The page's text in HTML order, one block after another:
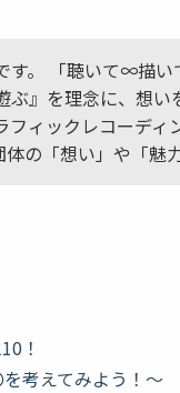
す。 「聴いて∞描
』を理念に、想い
ィックレコーディ
の「想い」や「魅
！
考えてみよう！〜